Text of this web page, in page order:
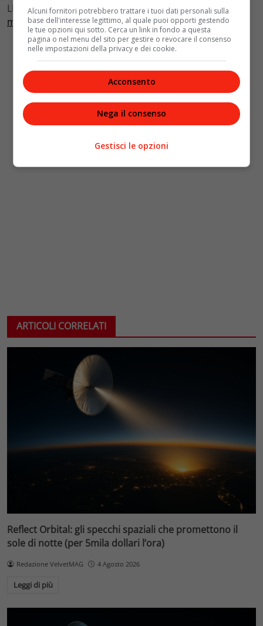
LEGGI ANCHE:Maria Sharapova: la campionessa dalla
mentalità di ferro
ARTICOLI CORRELATI
Reflect Orbital: gli specchi spaziali che promettono il
sole di notte (per 5mila dollari l’ora)
Redazione VelvetMAG 4 Agosto 2026
Leggi di più
Alcuni fornitori potrebbero trattare i tuoi dati personali sulla
base dell'interesse legittimo, al quale puoi opporti gestendo
le tue opzioni qui sotto. Cerca un link in fondo a questa
pagina o nel menu del sito per gestire o revocare il consenso
nelle impostazioni della privacy e dei cookie.
Acconsento
Nega il consenso
Gestisci le opzioni